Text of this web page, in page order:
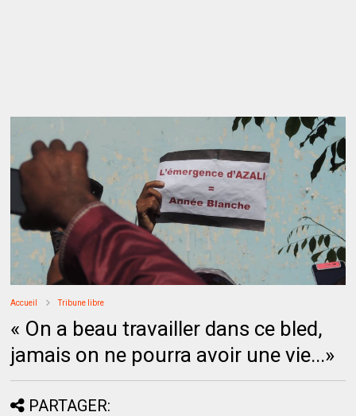
Accueil Tribune libre
« On a beau travailler dans ce bled,
jamais on ne pourra avoir une vie...»
PARTAGER: